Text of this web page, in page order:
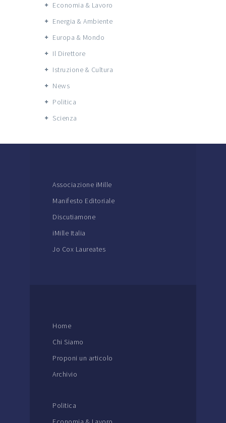
Economia & Lavoro
Energia & Ambiente
Europa & Mondo
Il Direttore
Istruzione & Cultura
News
Politica
Scienza
Associazione iMille
Manifesto Editoriale
Discutiamone
iMille Italia
Jo Cox Laureates
Home
Chi Siamo
Proponi un articolo
Archivio
Politica